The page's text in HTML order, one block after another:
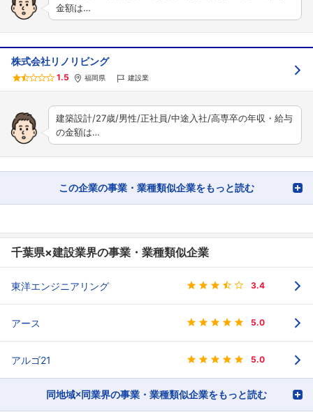
金額は…
株式会社リノリビング
1.5 福岡県 建設業
建築設計/27歳/男性/正社員/中途入社/高専卒の年収・給与
の金額は…
この企業の事業・業種類似企業をもっと読む
千葉県×建設業界の事業・業種類似企業
東洋エンジニアリング 3.4
アース 5.0
アルゴ21 5.0
同地域×同業界の事業・業種類似企業をもっと読む